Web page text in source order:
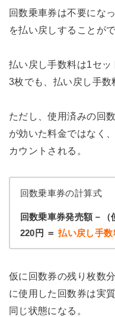
回数乗車券は不要にな
を払い戻しすることがで
払い戻し手数料は1セ
3枚でも、払い戻し手数
ただし、使用済みの回
が効いた料金ではなく
カウントされる。
回数乗車券の計算式
回数乗車券発売額－
220円 ＝払い戻し手数
仮に回数券の残り枚数
に使用した回数券は実
同じ状態になる。